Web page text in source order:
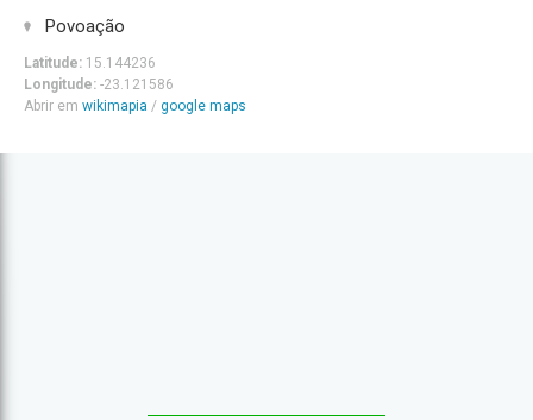
Povoação
Latitude: 15.144236
Longitude: -23.121586
Abrir em wikimapia / google maps